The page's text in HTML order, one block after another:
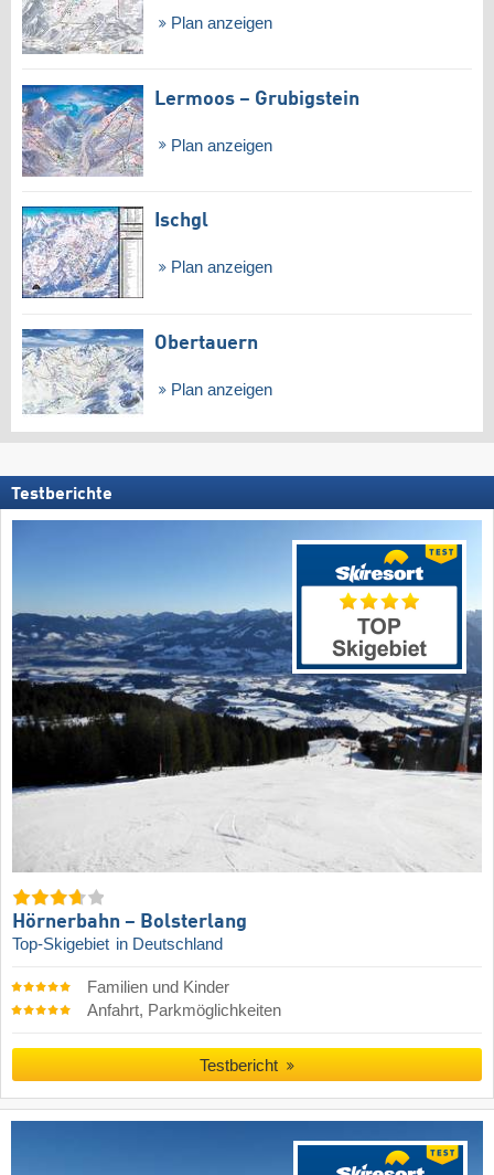
Plan anzeigen
Lermoos – Grubigstein
Plan anzeigen
Ischgl
Plan anzeigen
Obertauern
Plan anzeigen
Testberichte
Hörnerbahn – Bolsterlang
Top-Skigebiet in Deutschland
Familien und Kinder
Anfahrt, Parkmöglichkeiten
Testbericht